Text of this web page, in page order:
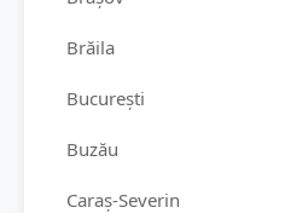
Brăila
București
Buzău
Caraș-Severin